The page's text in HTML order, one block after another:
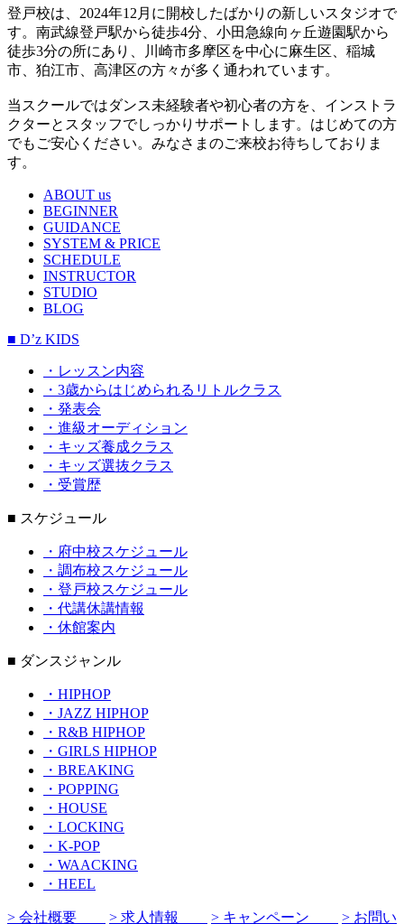
登戸校は、2024年12月に開校したばかりの新しいスタジオで
す。南武線登戸駅から徒歩4分、小田急線向ヶ丘遊園駅から
徒歩3分の所にあり、川崎市多摩区を中心に麻生区、稲城
市、狛江市、高津区の方々が多く通われています。
当スクールではダンス未経験者や初心者の方を、インストラ
クターとスタッフでしっかりサポートします。はじめての方
でもご安心ください。みなさまのご来校お待ちしておりま
す。
ABOUT us
BEGINNER
GUIDANCE
SYSTEM & PRICE
SCHEDULE
INSTRUCTOR
STUDIO
BLOG
■ D’z KIDS
・レッスン内容
・3歳からはじめられるリトルクラス
・発表会
・進級オーディション
・キッズ養成クラス
・キッズ選抜クラス
・受賞歴
■ スケジュール
・府中校スケジュール
・調布校スケジュール
・登戸校スケジュール
・代講休講情報
・休館案内
■ ダンスジャンル
・HIPHOP
・JAZZ HIPHOP
・R&B HIPHOP
・GIRLS HIPHOP
・BREAKING
・POPPING
・HOUSE
・LOCKING
・K-POP
・WAACKING
・HEEL
> 会社概要 > 求人情報 > キャンペーン > お問い